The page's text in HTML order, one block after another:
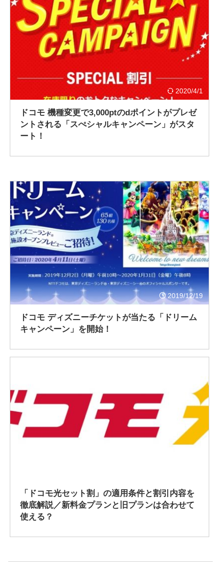
2020/4/1
ドコモ 機種変更で3,000ptのdポイントがプレゼ
ントされる「スぺシャルキャンペーン」がスタ
ート！
2019/12/19
ドコモ ディズニーチケットが当たる「ドリーム
キャンペーン」を開始！
「ドコモ光セット割」の適用条件と割引内容を
徹底解説／新料金プランと旧プランは合わせて
使える？